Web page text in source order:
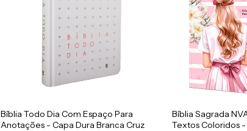
Bíblia Todo Dia Com Espaço Para
Anotações - Capa Dura Branca Cruz
Bíblia Sagrada
Textos Coloridos